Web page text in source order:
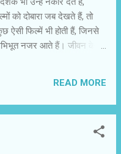
को दोबारा जब देखते हैं, तो
फिल्में भी होती हैं, जिनसे
नजर आते हैं। जीवन के
फिल्म शहरी दर्शकों को खूब पसंद
नए तरीके से पेश किया गया
नहीं चली, लेकिन मल्टीप्लेक्स
READ MORE